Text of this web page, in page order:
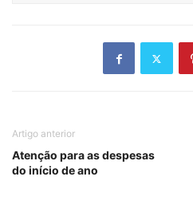
Artigo anterior
Atenção para as despesas
do início de ano